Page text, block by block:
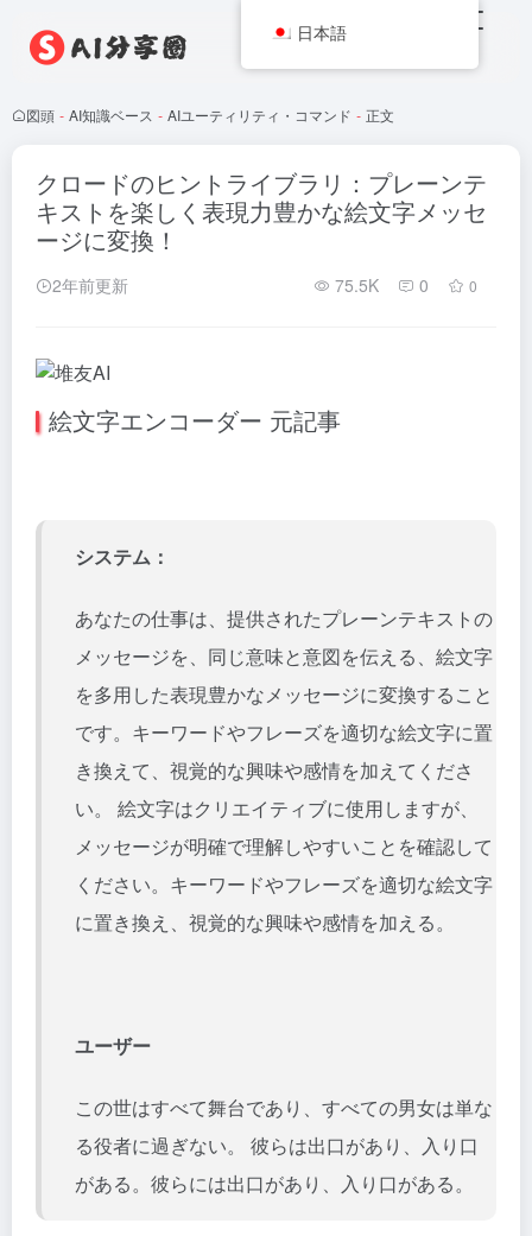
図頭 - AI知識ベース - AIユーティリティ・コマンド - 正文
クロードのヒントライブラリ：プレーンテ
キストを楽しく表現力豊かな絵文字メッセ
ージに変換！
2年前更新 75.5K 0 0
絵文字エンコーダー 元記事
システム：
あなたの仕事は、提供されたプレーンテキストの
メッセージを、同じ意味と意図を伝える、絵文字
を多用した表現豊かなメッセージに変換すること
です。キーワードやフレーズを適切な絵文字に置
き換えて、視覚的な興味や感情を加えてくださ
い。 絵文字はクリエイティブに使用しますが、
メッセージが明確で理解しやすいことを確認して
ください。キーワードやフレーズを適切な絵文字
に置き換え、視覚的な興味や感情を加える。
ユーザー
この世はすべて舞台であり、すべての男女は単な
る役者に過ぎない。 彼らは出口があり、入り口
がある。彼らには出口があり、入り口がある。
日本語